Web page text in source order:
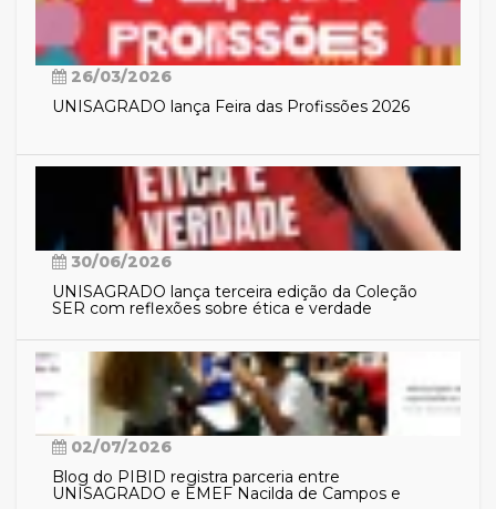
26/03/2026
UNISAGRADO lança Feira das Profissões 2026
30/06/2026
UNISAGRADO lança terceira edição da Coleção
SER com reflexões sobre ética e verdade
02/07/2026
Blog do PIBID registra parceria entre
UNISAGRADO e EMEF Nacilda de Campos e